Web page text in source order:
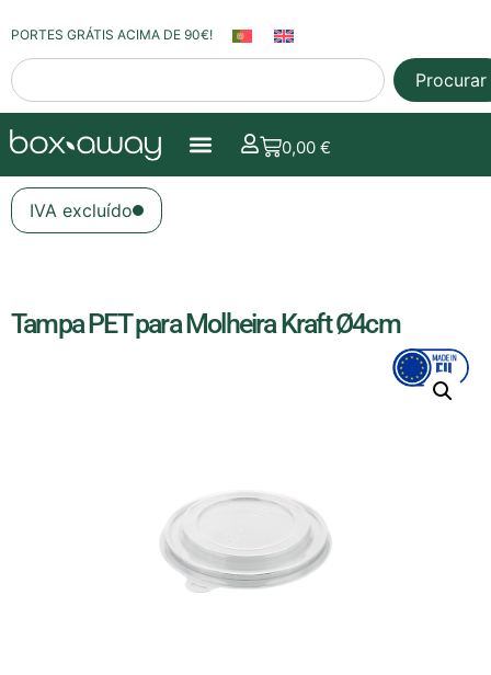
PORTES GRÁTIS ACIMA DE 90€!
Procurar
0,00€
IVA excluído
Tampa PET para Molheira Kraft Ø4cm